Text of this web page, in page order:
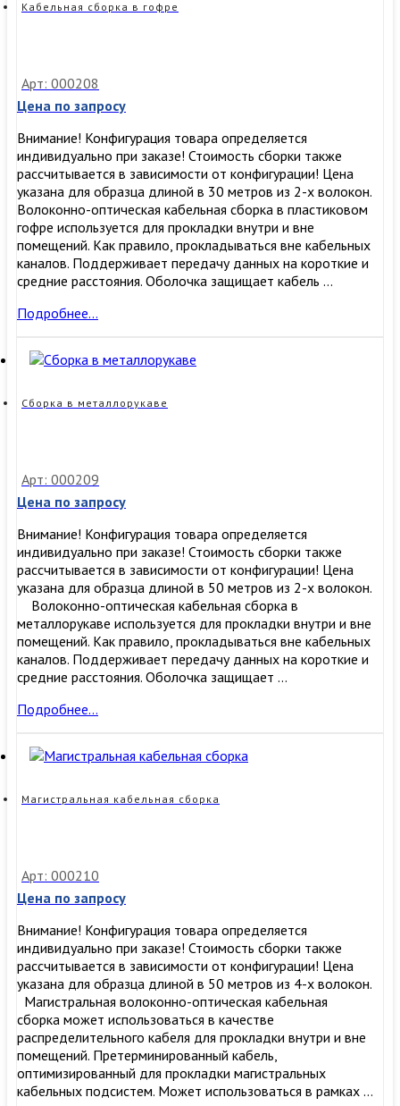
Кабельная сборка в гофре
Арт: 000208
Цена по запросу
Внимание! Конфигурация товара определяется
индивидуально при заказе! Стоимость сборки также
рассчитывается в зависимости от конфигурации! Цена
указана для образца длиной в 30 метров из 2-х волокон.
Волоконно-оптическая кабельная сборка в пластиковом
гофре используется для прокладки внутри и вне
помещений. Как правило, прокладываться вне кабельных
каналов. Поддерживает передачу данных на короткие и
средние расстояния. Оболочка защищает кабель …
Кабельная
гофре
Подробнее…
Сборка в металлорукаве
Арт: 000209
Цена по запросу
Внимание! Конфигурация товара определяется
индивидуально при заказе! Стоимость сборки также
рассчитывается в зависимости от конфигурации! Цена
указана для образца длиной в 50 метров из 2-х волокон.
Волоконно-оптическая кабельная сборка в
металлорукаве используется для прокладки внутри и вне
помещений. Как правило, прокладываться вне кабельных
каналов. Поддерживает передачу данных на короткие и
средние расстояния. Оболочка защищает …
Сборка
металлорукаве
Подробнее…
Магистральная кабельная сборка
Арт: 000210
Цена по запросу
Внимание! Конфигурация товара определяется
индивидуально при заказе! Стоимость сборки также
рассчитывается в зависимости от конфигурации! Цена
указана для образца длиной в 50 метров из 4-х волокон.
Магистральная волоконно-оптическая кабельная
сборка может использоваться в качестве
распределительного кабеля для прокладки внутри и вне
помещений. Претерминированный кабель,
оптимизированный для прокладки магистральных
кабельных подсистем. Может использоваться в рамках …